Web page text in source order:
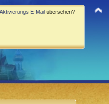
Aktivierungs E-Mail übersehen?